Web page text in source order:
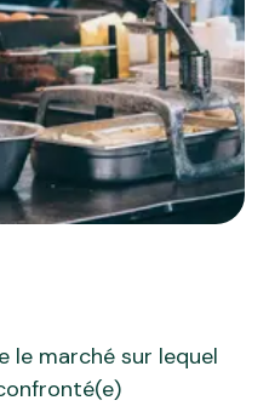
le marché sur lequel